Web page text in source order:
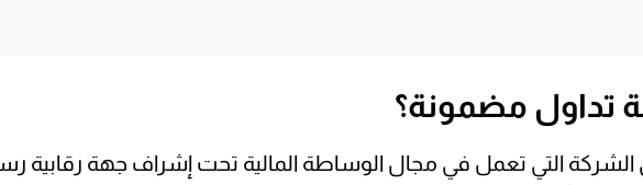
تداول مضمونة؟
التي تعمل في مجال الوساطة المالية تحت إشراف جهة رقابية